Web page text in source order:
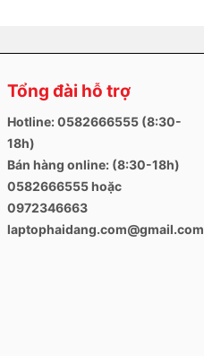
Tổng đài hỗ trợ
Hotline: 0582666555 (8:30-
18h)
Bán hàng online: (8:30-18h)
0582666555 hoặc
0972346663
laptophaidang.com@gmail.com